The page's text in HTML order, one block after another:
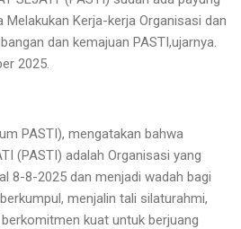
Melakukan Kerja-kerja Organisasi dan
dan kemajuan PASTI,ujarnya.
2025.
PASTI), mengatakan bahwa
(PASTI) adalah Organisasi yang
8-8-2025 dan menjadi wadah bagi
menjalin tali silaturahmi,
kuat untuk berjuang